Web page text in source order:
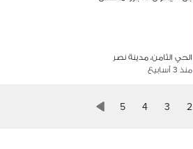
الحي الثامن، مدينة نصر
منذ 3 أسابيع
2
3
4
5